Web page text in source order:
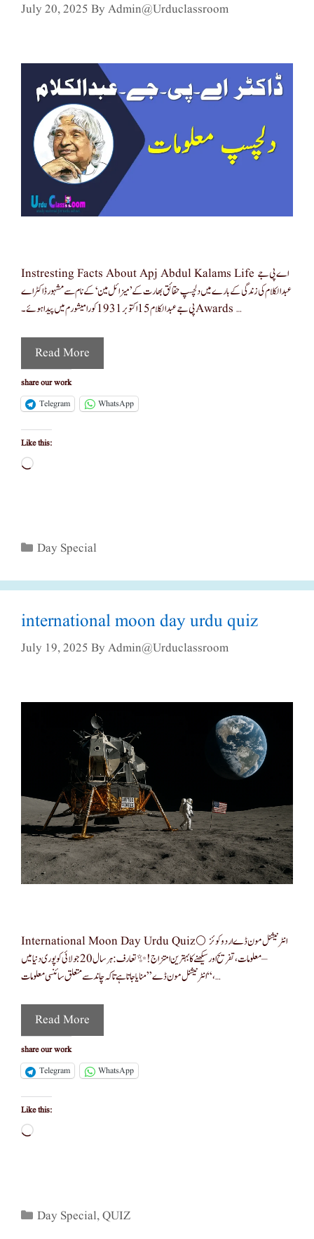
July 20, 2025 ByAdmin@urduclassroom
Instresting Facts About Apj Abdul Kalams Life اے پی جے
عبدالکلام کی زندگی کے بارے میں دلچسپ حقائق بھارت کے ’میزائل مین‘ کے نام سے مشہور ڈاکٹر اے
پی جے عبدالکلام 15 اکتوبر 1931 کو رامیشورم میں پیدا ہوئے۔ Awards …
Read More
share our work
Telegram
WhatsApp
Like this:
Loading…
Categories
Day Special
international moon day urdu quiz
July 19, 2025 ByAdmin@urduclassroom
International Moon Day Urdu Quiz🌕 انٹرنیشنل مون ڈے اردو کوئز
– معلومات، تفریح اور سیکھنے کا بہترین امتزاج! ✨ تعارف: ہر سال 20 جولائی کو پوری دنیا میں
“انٹرنیشنل مون ڈے” منایا جاتا ہے تاکہ چاند سے متعلق سائنسی معلومات، …
Read More
share our work
Telegram
WhatsApp
Like this:
Loading…
Categories
Day Special,QUIZ